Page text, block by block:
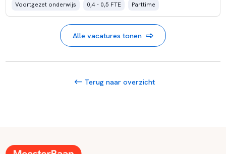
Voortgezet onderwijs 0,4 - 0,5 FTE Parttime
Alle vacatures tonen
Terug naar overzicht